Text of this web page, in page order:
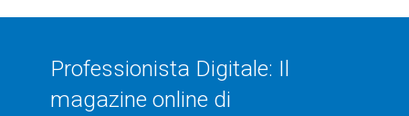
Professionista Digitale: Il
magazine online di